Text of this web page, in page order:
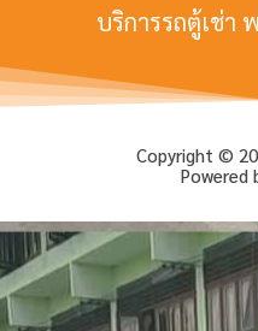
บริการรถตู้เช่า
Copyright ©
Powered